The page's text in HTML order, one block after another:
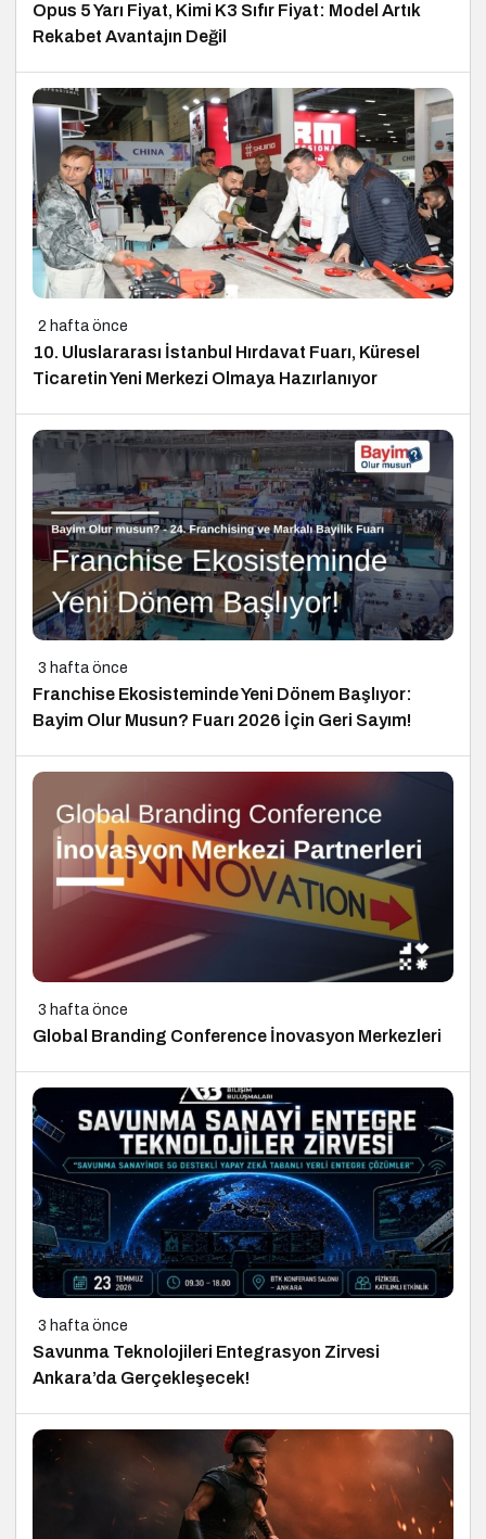
Opus 5 Yarı Fiyat, Kimi K3 Sıfır Fiyat: Model Artık
Rekabet Avantajın Değil
2 hafta önce
10. Uluslararası İstanbul Hırdavat Fuarı, Küresel
Ticaretin Yeni Merkezi Olmaya Hazırlanıyor
3 hafta önce
Franchise Ekosisteminde Yeni Dönem Başlıyor:
Bayim Olur Musun? Fuarı 2026 İçin Geri Sayım!
3 hafta önce
Global Branding Conference İnovasyon Merkezleri
3 hafta önce
Savunma Teknolojileri Entegrasyon Zirvesi
Ankara’da Gerçekleşecek!